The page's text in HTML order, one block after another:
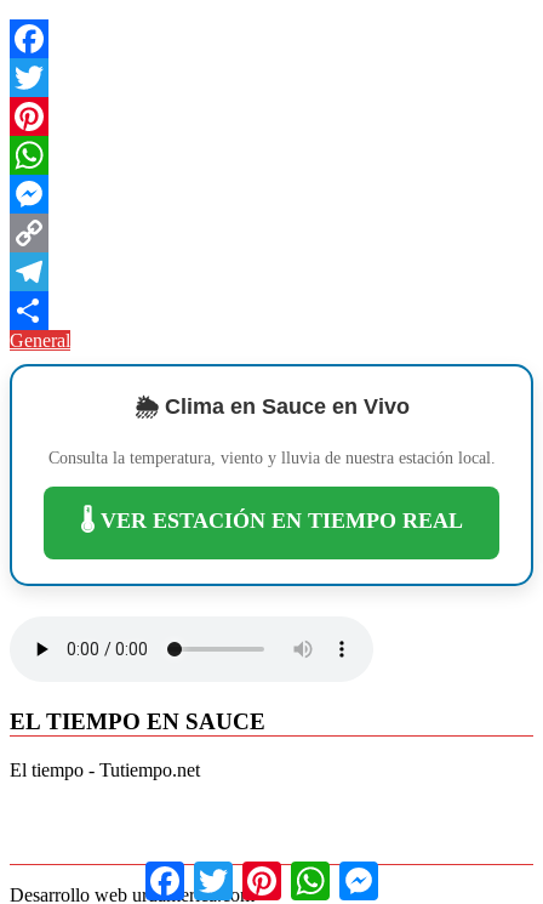
Facebook
Twitter
Pinterest
WhatsApp
Messenger
Copy
Link
Telegram
Compartir
General
🌦️ Clima en Sauce en Vivo
Consulta la temperatura, viento y lluvia de nuestra estación local.
🌡️ VER ESTACIÓN EN TIEMPO REAL
EL TIEMPO EN SAUCE
El tiempo - Tutiempo.net
Desarrollo web uruamerica.com
FacebookTwitterPinterestWhatsAppMessenger